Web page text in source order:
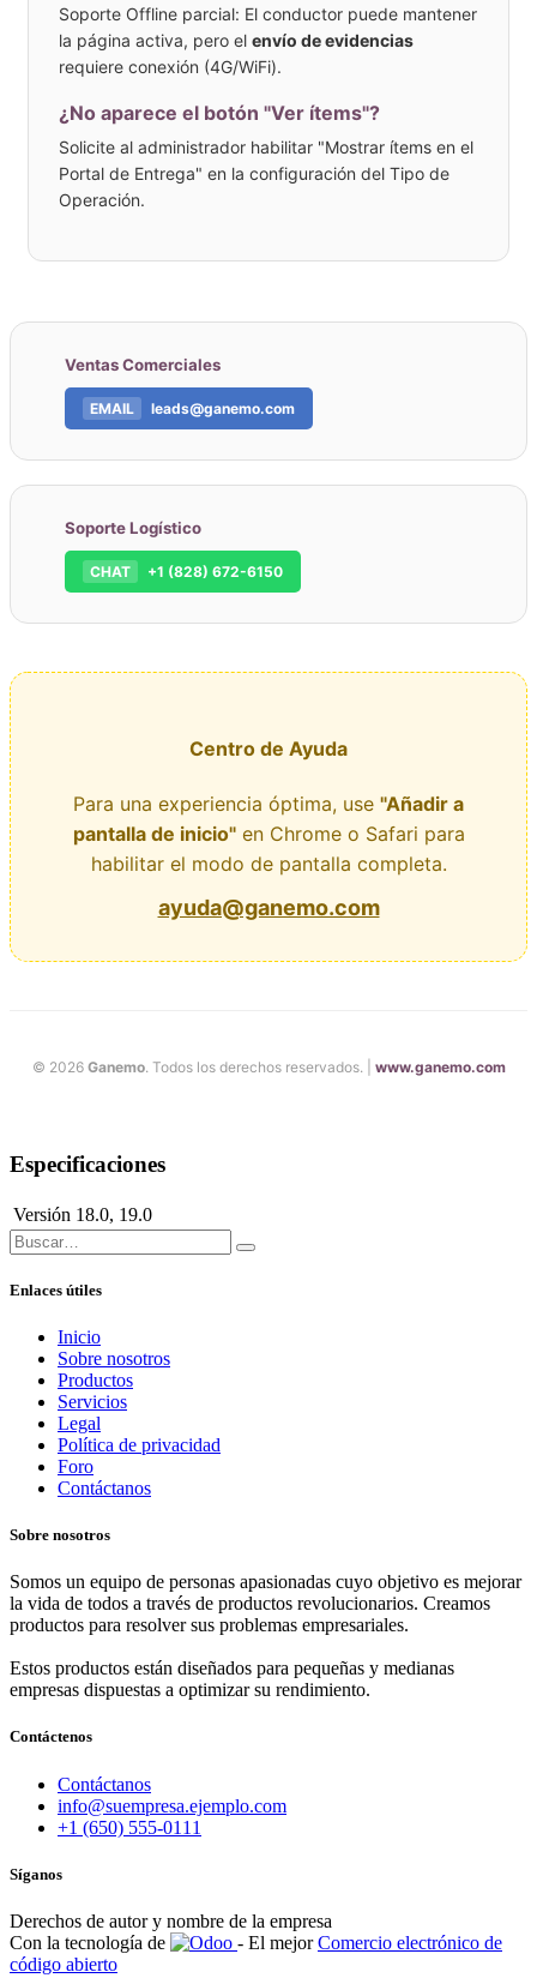
Soporte Offline parcial: El conductor puede mantener
la página activa, pero el envío de evidencias
requiere conexión (4G/WiFi).
¿No aparece el botón "Ver ítems"?
Solicite al administrador habilitar "Mostrar ítems en el
Portal de Entrega" en la configuración del Tipo de
Operación.
Ventas Comerciales
EMAIL leads@ganemo.com
Soporte Logístico
CHAT +1 (828) 672-6150
Centro de Ayuda
Para una experiencia óptima, use "Añadir a
pantalla de inicio"en Chrome o Safari para
habilitar el modo de pantalla completa.
ayuda@ganemo.com
© 2026 Ganemo. Todos los derechos reservados. | www.ganemo.com
Especificaciones
Versión 18.0, 19.0
Enlaces útiles
Inicio
Sobre nosotros
Productos
Servicios
Legal
Política de privacidad
Foro
Contáctanos
Sobre nosotros
Somos un equipo de personas apasionadas cuyo objetivo es mejorar
la vida de todos a través de productos revolucionarios. Creamos
productos para resolver sus problemas empresariales.
Estos productos están diseñados para pequeñas y medianas
empresas dispuestas a optimizar su rendimiento.
Contáctenos
Contáctanos
info@suempresa.ejemplo.com
+1 (650) 555-0111
Síganos
Derechos de autor y nombre de la empresa
Con la tecnología de
- El mejorComercio electrónico de
código abierto